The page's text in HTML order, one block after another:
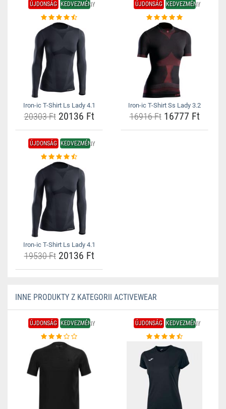
ÚJDONSÁG KEDVEZMÉNY
Iron-ic T-Shirt Ls Lady 4.1
20303 Ft20136 Ft
ÚJDONSÁG KEDVEZMÉNY
Iron-ic T-Shirt Ss Lady 3.2
16916 Ft16777 Ft
ÚJDONSÁG KEDVEZMÉNY
Iron-ic T-Shirt Ls Lady 4.1
19530 Ft20136 Ft
INNE PRODUKTY Z KATEGORII ACTIVEWEAR
ÚJDONSÁG KEDVEZMÉNY ÚJDONSÁG KEDVEZMÉNY